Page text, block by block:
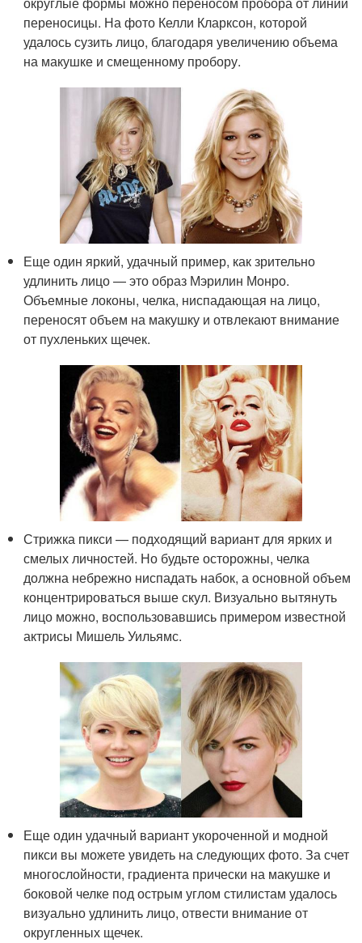
переносицы. На фото Келли Кларксон, которой
удалось сузить лицо, благодаря увеличению объема
на макушке и смещенному пробору.
Еще один яркий, удачный пример, как зрительно
удлинить лицо — это образ Мэрилин Монро.
Объемные локоны, челка, ниспадающая на лицо,
переносят объем на макушку и отвлекают внимание
от пухленьких щечек.
Стрижка пикси — подходящий вариант для ярких и
смелых личностей. Но будьте осторожны, челка
должна небрежно ниспадать набок, а основной объем
концентрироваться выше скул. Визуально вытянуть
лицо можно, воспользовавшись примером известной
актрисы Мишель Уильямс.
Еще один удачный вариант укороченной и модной
пикси вы можете увидеть на следующих фото. За счет
многослойности, градиента прически на макушке и
боковой челке под острым углом стилистам удалось
визуально удлинить лицо, отвести внимание от
округленных щечек.